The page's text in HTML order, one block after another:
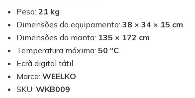
Peso: 21 kg
Dimensões do equipamento: 38 × 34 × 15 cm
Dimensões da manta: 135 × 172 cm
Temperatura máxima: 50 ºC
Ecrã digital tátil
Marca: WEELKO
SKU: WKB009